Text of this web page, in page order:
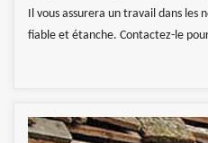
Il vous assurera un travail dans les
fiable et étanche. Contactez-le